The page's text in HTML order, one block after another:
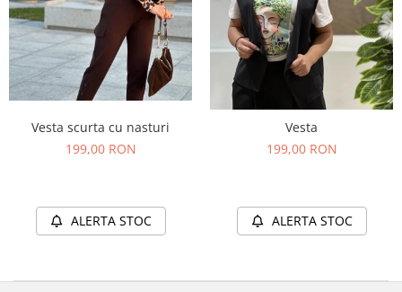
Vesta scurta cu nasturi
199,00 RON
ALERTA STOC
Vesta
199,00 RON
ALERTA STOC